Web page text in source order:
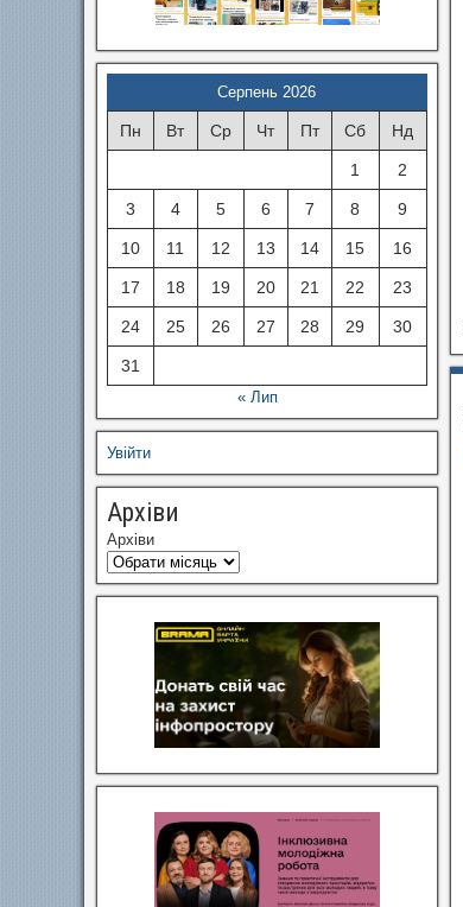
Серпень 2026
Пн Вт Ср Чт Пт Сб Нд
1 2
3 4 5 6 7 8 9
10 11 12 13 14 15 16
17 18 19 20 21 22 23
24 25 26 27 28 29 30
31
« Лип
Увійти
Архіви
Архіви